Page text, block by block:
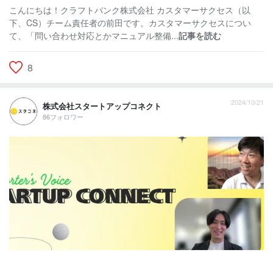
こんにちは！クラフトバンク株式会社 カスタマーサクセス（以
下、CS）チーム責任者の前田です。カスタマーサクセスについ
て、「問い合わせ対応とかマニュアル整備...記事を読む
8
株式会社スタートアップコネクト
86フォロワー
2024/10/21